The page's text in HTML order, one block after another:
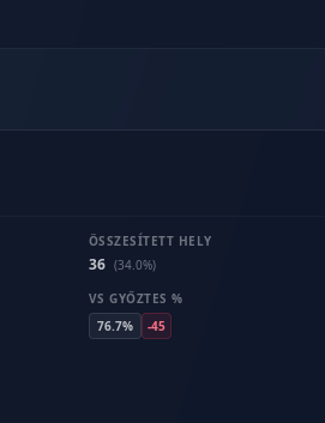
ÖSSZESÍTETT HELY
36 (34.0%)
VS GYŐZTES %
76.7%
-45